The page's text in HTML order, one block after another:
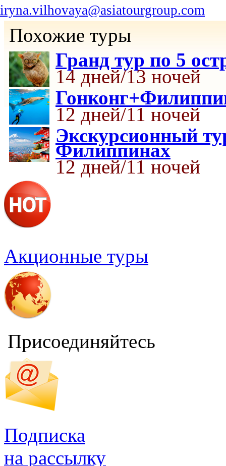
iryna.vilhovaya@asiatourgroup.com
Похожие туры
Гранд тур по 5
14 дней/13 ночей
12 дней/11 ночей
Экскурсионный
Филиппинах
12 дней/11 ночей
Акционные туры
Присоединяйтесь
Подписка
на рассылку